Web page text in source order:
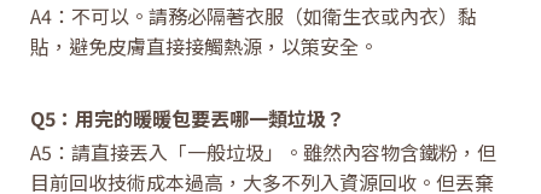
A4：不可以。請務必隔著衣服（如衛生衣或內衣）黏
貼，避免皮膚直接接觸熱源，以策安全。
Q5：用完的暖暖包要丟哪一類垃圾？
A5：請直接丟入「一般垃圾」。雖然內容物含鐵粉，但
目前回收技術成本過高，大多不列入資源回收。但丟棄